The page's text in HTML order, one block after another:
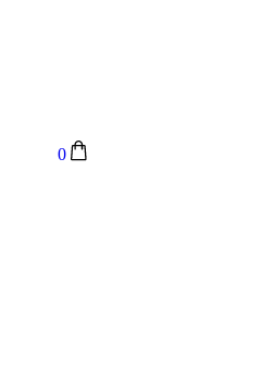
0